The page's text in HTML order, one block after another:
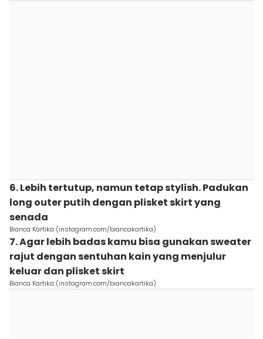
6. Lebih tertutup, namun tetap stylish. Padukan
long outer putih dengan plisket skirt yang
senada
Bianca Kartika (instagram.com/biancakartika)
7. Agar lebih badas kamu bisa gunakan sweater
rajut dengan sentuhan kain yang menjulur
keluar dan plisket skirt
Bianca Kartika (instagram.com/biancakartika)